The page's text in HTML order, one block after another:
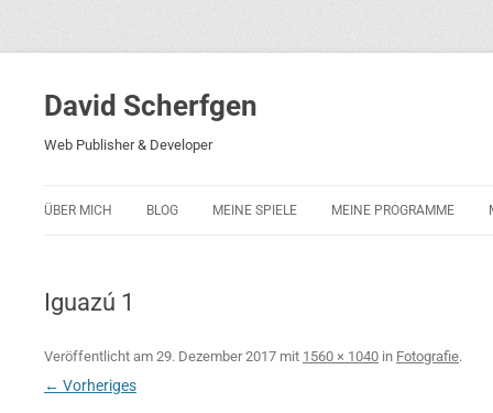
David Scherfgen
Web Publisher & Developer
ÜBER MICH BLOG MEINE SPIELE MEINE PROGRAMME
Iguazú 1
Veröffentlicht am 29. Dezember 2017 mit 1560 × 1040 in Fotografie.
← Vorheriges